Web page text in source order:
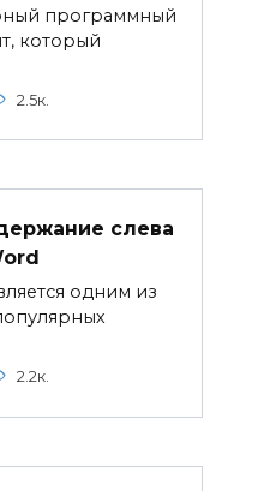
программный
который
2.5к.
слева
одним из
2.2к.